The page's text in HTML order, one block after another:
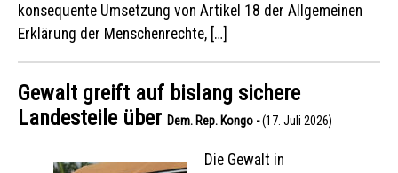
konsequente Umsetzung von Artikel 18 der Allgemeinen
Erklärung der Menschenrechte, […]
Gewalt greift auf bislang sichere
Landesteile über Dem. Rep. Kongo -(17. Juli 2026)
Die Gewalt in